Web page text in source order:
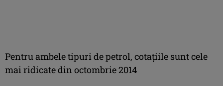
Pentru ambele tipuri de petrol, cotațiile sunt cele
mai ridicate din octombrie 2014